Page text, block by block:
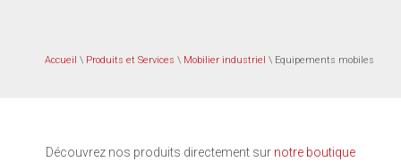
Accueil \ Produits et Services \ Mobilier industriel \ Equipements mobiles
Découvrez nos produits directement sur notre boutique